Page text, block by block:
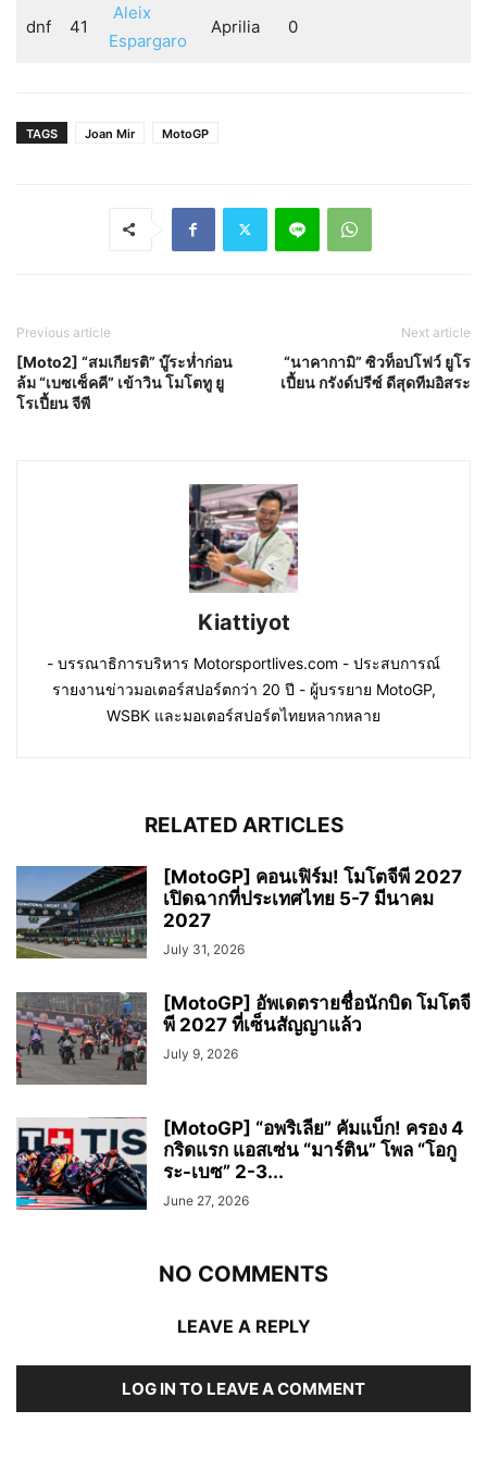
dnf 41
Aleix
Espargaro
Aprilia 0
TAGS Joan Mir MotoGP
Previous article
[Moto2] “สมเกียรติ” บู๊ระห่ำก่อน
ล้ม “เบซเซ็คคี” เข้าวิน โมโตทู ยู
โรเปี้ยน จีพี
Next article
“นาคากามิ” ซิวท็อปโฟว์ ยูโร
เปี้ยน กรังด์ปรีซ์ ดีสุดทีมอิสระ
Kiattiyot
- บรรณาธิการบริหาร Motorsportlives.com - ประสบการณ์
รายงานข่าวมอเตอร์สปอร์ตกว่า 20 ปี - ผู้บรรยาย MotoGP,
WSBK และมอเตอร์สปอร์ตไทยหลากหลาย
RELATED ARTICLES
[MotoGP] คอนเฟิร์ม! โมโตจีพี 2027
เปิดฉากที่ประเทศไทย 5-7 มีนาคม
2027
July 31, 2026
[MotoGP] อัพเดตรายชื่อนักบิด โมโตจี
พี 2027 ที่เซ็นสัญญาแล้ว
July 9, 2026
[MotoGP] “อพริเลีย” คัมแบ็ก! ครอง 4
กริดแรก แอสเซ่น “มาร์ติน” โพล “โอกู
ระ-เบซ” 2-3...
June 27, 2026
NO COMMENTS
LEAVE A REPLY
LOG IN TO LEAVE A COMMENT